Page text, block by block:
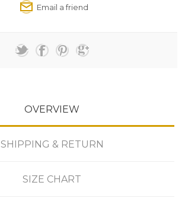
OVERVIEW
SHIPPING & RETURN
SIZE CHART